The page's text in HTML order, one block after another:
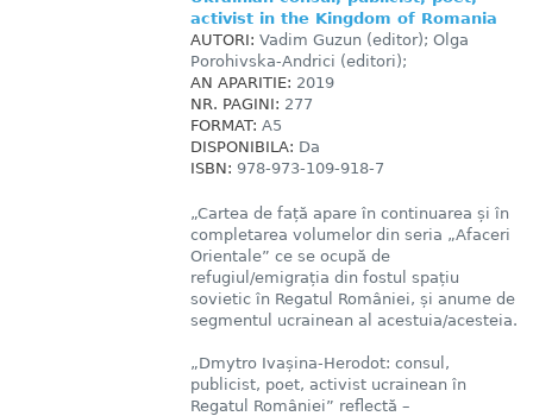
activist in the Kingdom of Romania
AUTORI: Vadim Guzun (editor); Olga
Porohivska-Andrici (editori);
AN APARITIE: 2019
NR. PAGINI: 277
FORMAT: A5
DISPONIBILA: Da
ISBN: 978-973-109-918-7
„Cartea de față apare în continuarea și în
completarea volumelor din seria „Afaceri
Orientale” ce se ocupă de
refugiul/emigrația din fostul spațiu
sovietic în Regatul României, și anume de
segmentul ucrainean al acestuia/acesteia.
„Dmytro Ivașina-Herodot: consul,
publicist, poet, activist ucrainean în
Regatul României” reflectă –